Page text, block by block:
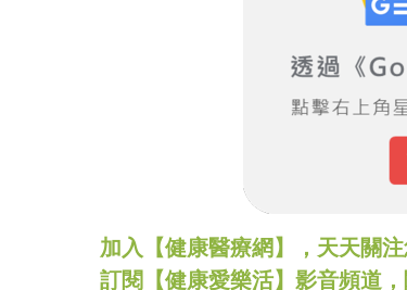
加入【健康醫療網】，天天關
訂閱【健康愛樂活】影音頻道